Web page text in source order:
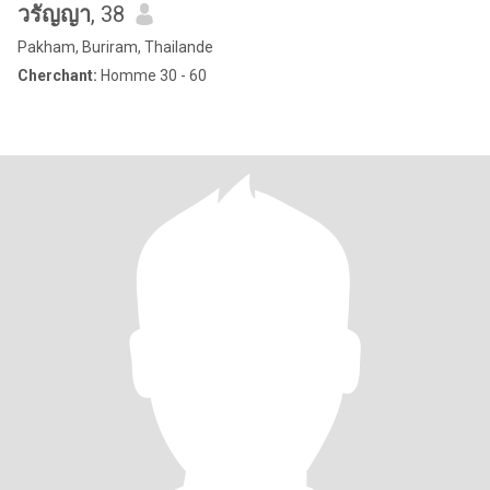
วรัญญา, 38
Pakham, Buriram, Thailande
Cherchant: Homme 30 - 60